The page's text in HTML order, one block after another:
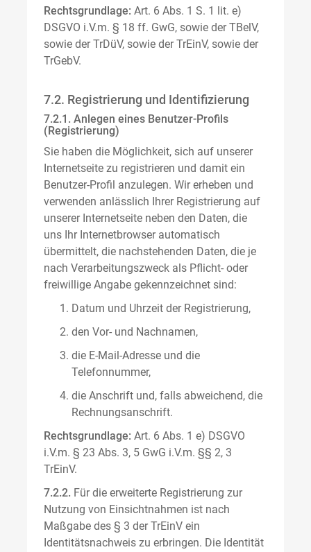
Rechtsgrundlage: Art. 6 Abs. 1 S. 1 lit. e)
DSGVO i.V.m. § 18 ff. GwG, sowie der TBelV,
sowie der TrDüV, sowie der TrEinV, sowie der
TrGebV.
7.2. Registrierung und Identifizierung
7.2.1. Anlegen eines Benutzer-Profils
(Registrierung)
Sie haben die Möglichkeit, sich auf unserer
Internetseite zu registrieren und damit ein
Benutzer-Profil anzulegen. Wir erheben und
verwenden anlässlich Ihrer Registrierung auf
unserer Internetseite neben den Daten, die
uns Ihr Internetbrowser automatisch
übermittelt, die nachstehenden Daten, die je
nach Verarbeitungszweck als Pflicht- oder
freiwillige Angabe gekennzeichnet sind:
Datum und Uhrzeit der Registrierung,
den Vor- und Nachnamen,
die E-Mail-Adresse und die
Telefonnummer,
die Anschrift und, falls abweichend, die
Rechnungsanschrift.
Rechtsgrundlage: Art. 6 Abs. 1 e) DSGVO
i.V.m. § 23 Abs. 3, 5 GwG i.V.m. §§ 2, 3
TrEinV.
7.2.2. Für die erweiterte Registrierung zur
Nutzung von Einsichtnahmen ist nach
Maßgabe des § 3 der TrEinV ein
Identitätsnachweis zu erbringen. Die Identität